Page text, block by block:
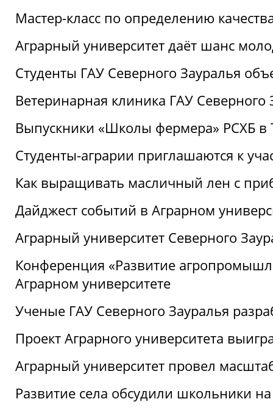
Мастер-класс по определению
Аграрный университет даёт шанс
Студенты ГАУ Северного Зауралья
Ветеринарная клиника ГАУ Северного
Выпускники «Школы фермера» РСХБ
Студенты-аграрии приглашаются к
Как выращивать масличный лен с
Дайджест событий в Аграрном
Аграрный университет Северного
Конференция «Развитие
Аграрном университете
Ученые ГАУ Северного Зауралья
Проект Аграрного университета
Аграрный университет провел
Развитие села обсудили школьники